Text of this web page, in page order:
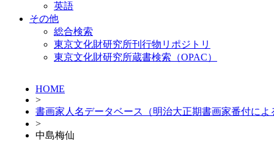
英語
その他
総合検索
東京文化財研究所刊行物リポジトリ
東京文化財研究所蔵書検索（OPAC）
HOME
>
書画家人名データベース（明治大正期書画家番付によ
>
中島梅仙